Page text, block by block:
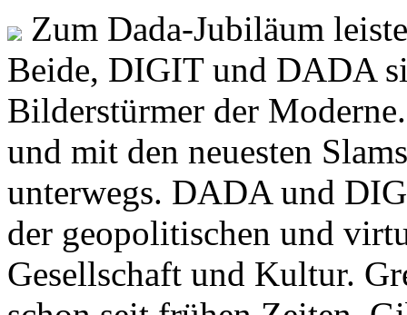
Zum Dada-Jubiläum
Beide, DIGIT und DADA
Bilderstürmer der
und mit den neuesten
unterwegs. DADA und
der geopolitischen und
Gesellschaft und Kultur.